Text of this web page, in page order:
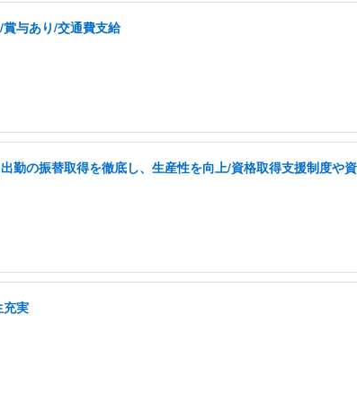
与あり/交通費支給
の振替取得を徹底し、生産性を向上/資格取得支援制度や
充実